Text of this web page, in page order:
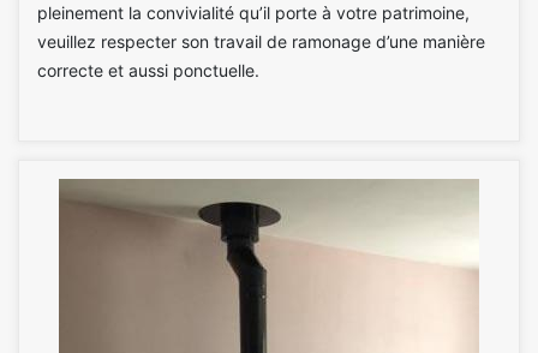
pleinement la convivialité qu’il porte à votre patrimoine,
veuillez respecter son travail de ramonage d’une manière
correcte et aussi ponctuelle.